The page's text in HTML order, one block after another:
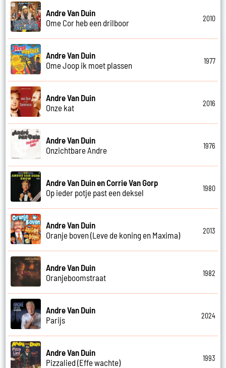
Andre Van Duin
Ome Cor heb een drilboor
2010
Andre Van Duin
Ome Joop ik moet plassen
1977
Andre Van Duin
Onze kat
2016
Andre Van Duin
Onzichtbare Andre
1976
Andre Van Duin en Corrie Van Gorp
Op ieder potje past een deksel
1980
Andre Van Duin
Oranje boven (Leve de koning en Maxima)
2013
Andre Van Duin
Oranjeboomstraat
1982
Andre Van Duin
Parijs
2024
Andre Van Duin
Pizzalied (Effe wachte)
1993